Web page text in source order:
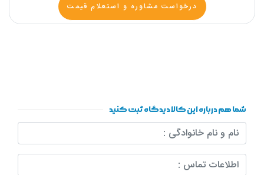
درخواست مشاوره و استعلام قیمت
شما هم درباره این کالا دیدگاه ثبت کنید